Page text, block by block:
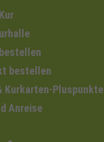
bestellen
Kurkarten-Pluspunkte
Anreise